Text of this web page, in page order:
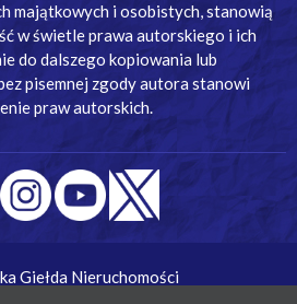
majątkowych i osobistych, stanowią
w świetle prawa autorskiego i ich
do dalszego kopiowania lub
pisemnej zgody autora stanowi
praw autorskich.
Giełda Nieruchomości